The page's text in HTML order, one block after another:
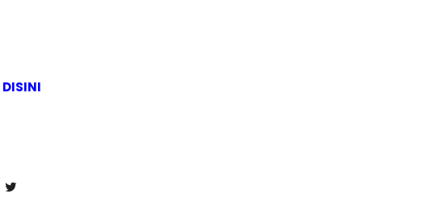
DISINI